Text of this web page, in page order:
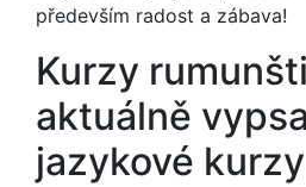
především radost a zábava!
Kurzy
aktuálně
jazykové kurzy